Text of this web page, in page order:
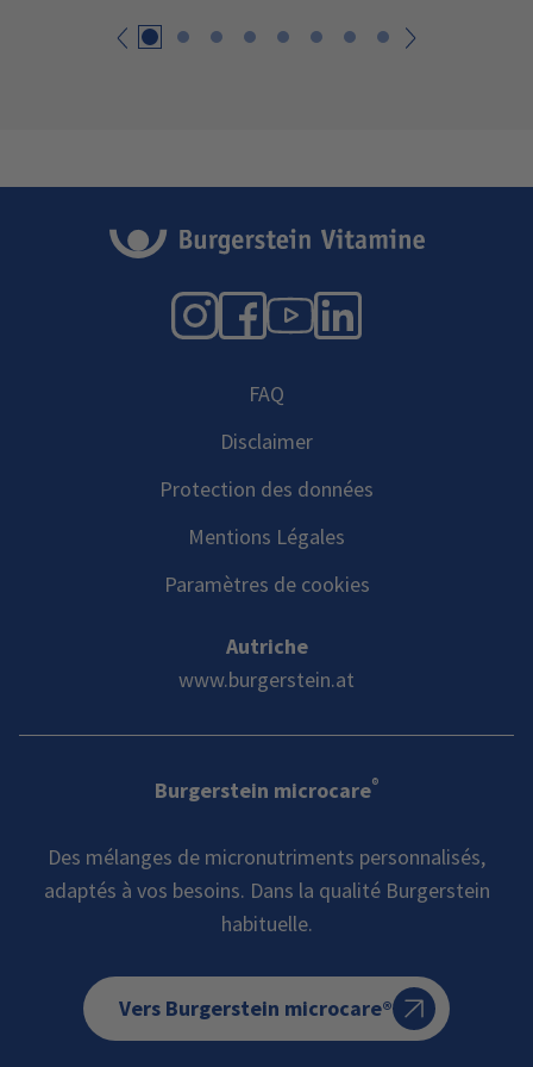
Instagram
Facebook
YouTube
LinkedIn
FAQ
Disclaimer
Protection des données
Mentions Légales
Paramètres de cookies
Autriche
www.burgerstein.at
Burgerstein microcare®
Des mélanges de micronutriments personnalisés,
adaptés à vos besoins. Dans la qualité Burgerstein
habituelle.
Vers Burgerstein microcare®